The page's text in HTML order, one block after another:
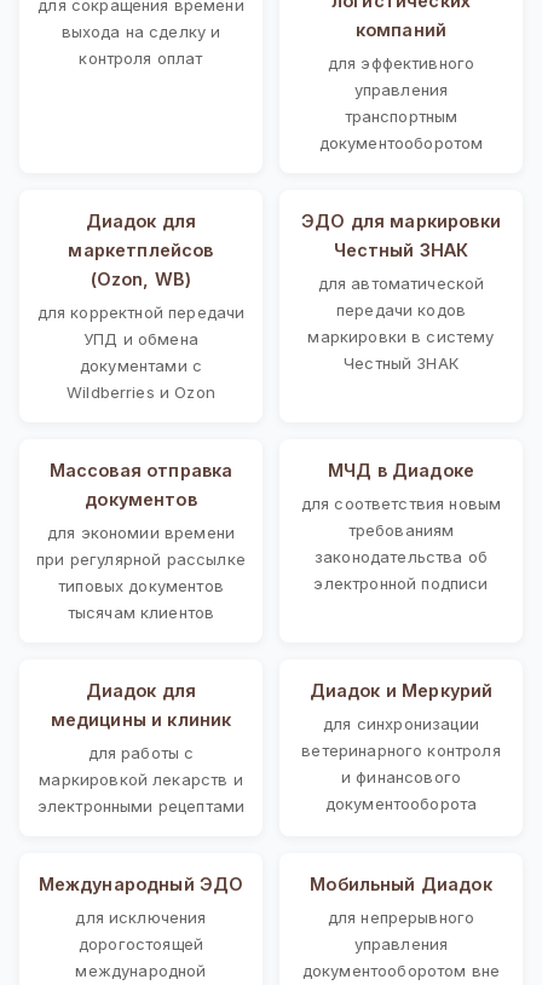
для сокращения времени
выхода на сделку и
контроля оплат
компаний
для эффективного
управления
транспортным
документооборотом
Диадок для
маркетплейсов
(Ozon, WB)
для корректной передачи
УПД и обмена
документами с
Wildberries и Ozon
ЭДО для маркировки
Честный ЗНАК
для автоматической
передачи кодов
маркировки в систему
Честный ЗНАК
Массовая отправка
документов
для экономии времени
при регулярной рассылке
типовых документов
тысячам клиентов
МЧД в Диадоке
для соответствия новым
требованиям
законодательства об
электронной подписи
Диадок для
медицины и клиник
для работы с
маркировкой лекарств и
электронными рецептами
Диадок и Меркурий
для синхронизации
ветеринарного контроля
и финансового
документооборота
Международный ЭДО
для исключения
дорогостоящей
международной
Мобильный Диадок
для непрерывного
управления
документооборотом вне